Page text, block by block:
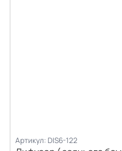
Артикул: DIS6-122